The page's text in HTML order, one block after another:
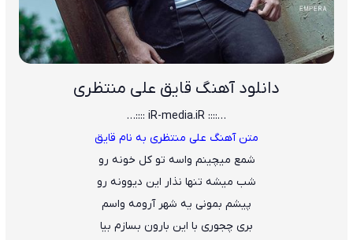
دانلود آهنگ قایق علی منتظری
…:::: iR-media.iR ::::…
متن آهنگ علی منتظری به نام قایق
شمع میچینم واسه تو کل خونه رو
شب میشه تنها نذار این دیوونه رو
پیشم بمونی یه شهر آرومه واسم
بری چجوری با این بارون بسازم بیا